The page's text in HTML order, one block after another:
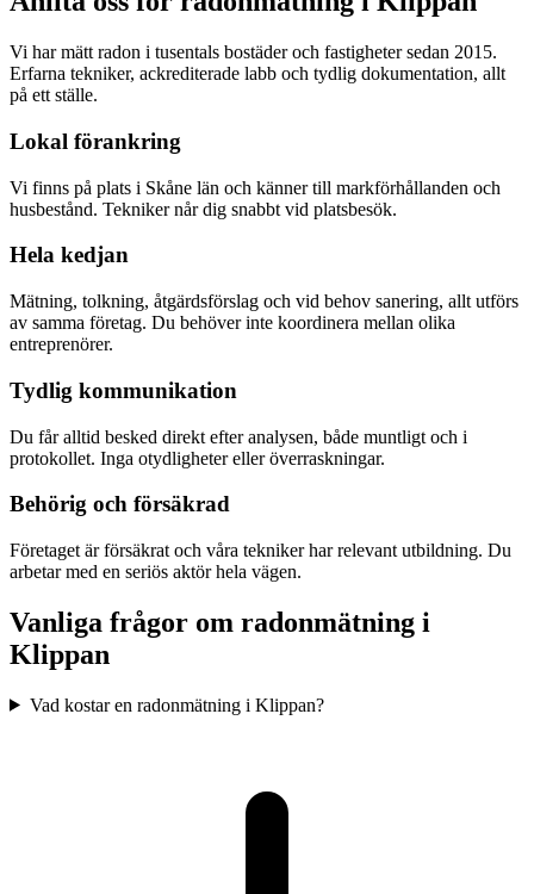
Vi har mätt radon i tusentals bostäder och fastigheter sedan 2015.
Erfarna tekniker, ackrediterade labb och tydlig dokumentation, allt
på ett ställe.
Lokal förankring
Vi finns på plats i Skåne län och känner till markförhållanden och
husbestånd. Tekniker når dig snabbt vid platsbesök.
Hela kedjan
Mätning, tolkning, åtgärdsförslag och vid behov sanering, allt utförs
av samma företag. Du behöver inte koordinera mellan olika
entreprenörer.
Tydlig kommunikation
Du får alltid besked direkt efter analysen, både muntligt och i
protokollet. Inga otydligheter eller överraskningar.
Behörig och försäkrad
Företaget är försäkrat och våra tekniker har relevant utbildning. Du
arbetar med en seriös aktör hela vägen.
Vanliga frågor om radonmätning i
Klippan
Vad kostar en radonmätning i Klippan?